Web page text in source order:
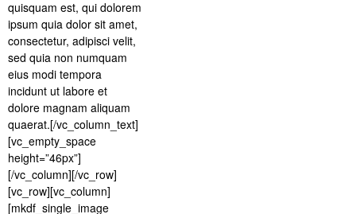
quisquam est, qui dolorem
ipsum quia dolor sit amet,
consectetur, adipisci velit,
sed quia non numquam
eius modi tempora
incidunt ut labore et
dolore magnam aliquam
quaerat.[/vc_column_text]
[vc_empty_space
height=”46px”]
[/vc_column][/vc_row]
[vc_row][vc_column]
[mkdf_single_image